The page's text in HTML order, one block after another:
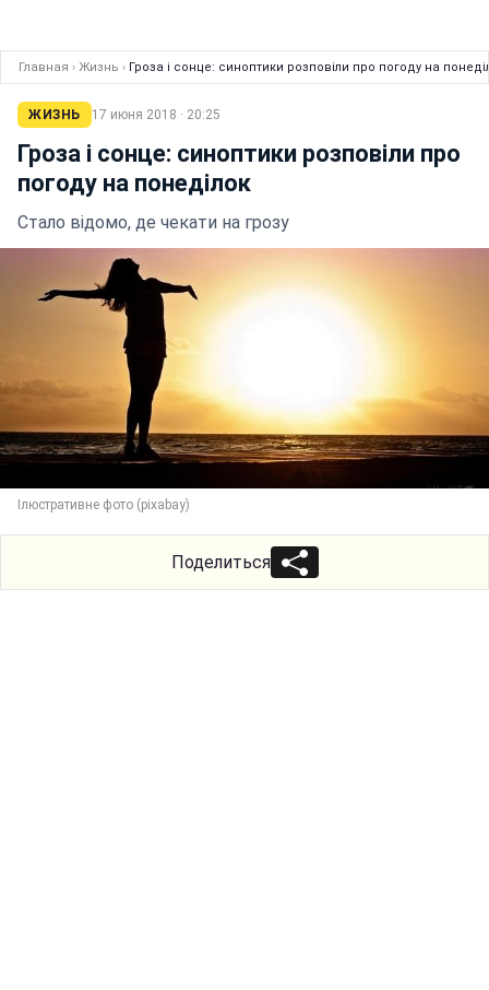
Главная › Жизнь › Гроза і сонце: синоптики розповіли про погоду на
ЖИЗНЬ 17 июня 2018 · 20:25
Гроза і сонце: синоптики розповіли про
погоду на понеділок
Стало відомо, де чекати на грозу
Ілюстративне фото (pixabay)
Поделиться